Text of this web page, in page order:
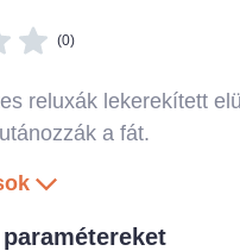
(0)
reluxák lekerekített
a fát.